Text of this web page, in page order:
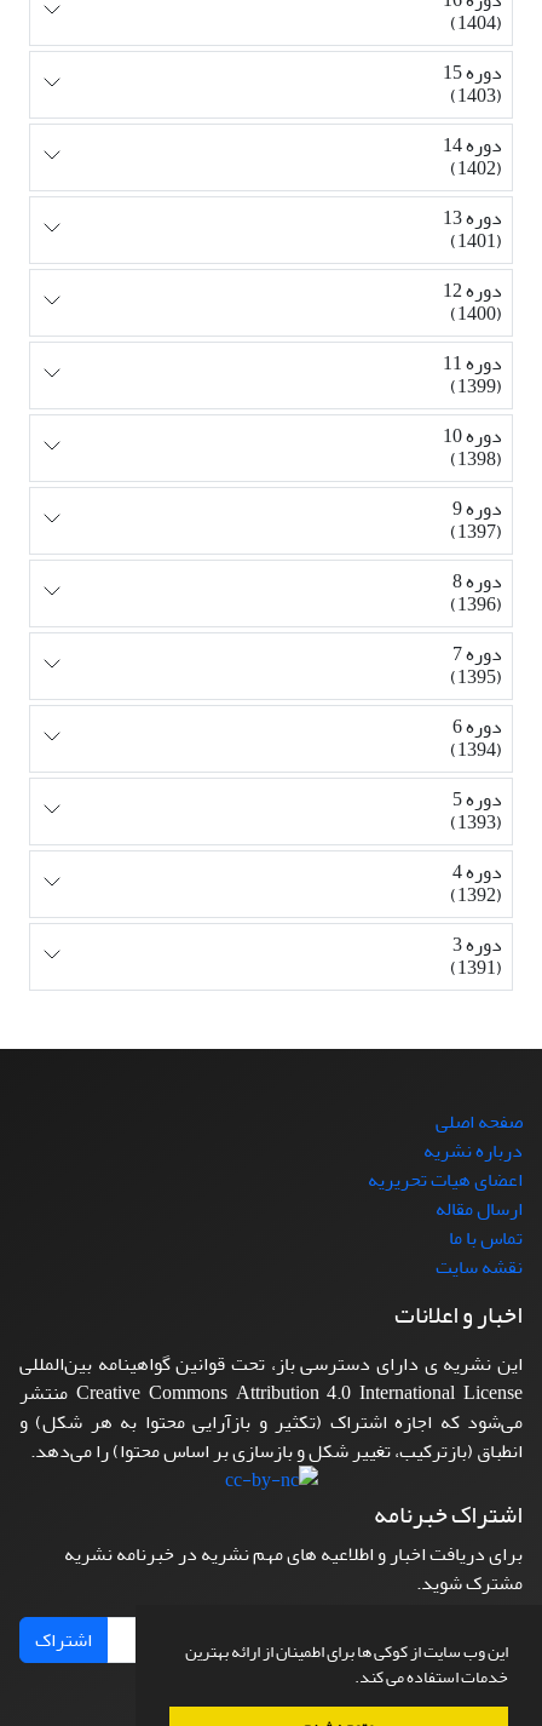
این وب سایت از کوکی ها برای اطمینان از ارائه بهترین
خدمات استفاده می کند.
(1404)
دوره 15
(1403)
دوره 14
(1402)
دوره 13
(1401)
دوره 12
(1400)
دوره 11
(1399)
دوره 10
(1398)
دوره 9
(1397)
دوره 8
(1396)
دوره 7
(1395)
دوره 6
(1394)
دوره 5
(1393)
دوره 4
(1392)
دوره 3
(1391)
صفحه اصلی
درباره نشریه
اعضای هیات تحریریه
ارسال مقاله
تماس با ما
نقشه سایت
اخبار و اعلانات
این نشریه ی دارای دسترسی باز، تحت قوانین گواهینامه بین‌المللی
Creative Commons Attribution 4.0 International License منتشر
می‌شود که اجازه اشتراک (تکثیر و بازآرایی محتوا به هر شکل) و
انطباق (بازترکیب، تغییر شکل و بازسازی بر اساس محتوا) را می‌دهد.
اشتراک خبرنامه
برای دریافت اخبار و اطلاعیه های مهم نشریه در خبرنامه نشریه
مشترک شوید.
اشتراک